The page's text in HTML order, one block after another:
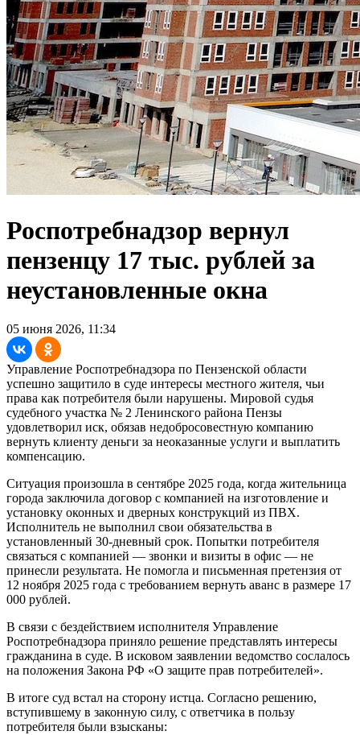
Роспотребнадзор вернул
пензенцу 17 тыс. рублей за
неустановленные окна
05 июня 2026, 11:34
Управление Роспотребнадзора по Пензенской области
успешно защитило в суде интересы местного жителя, чьи
права как потребителя были нарушены. Мировой судья
судебного участка № 2 Ленинского района Пензы
удовлетворил иск, обязав недобросовестную компанию
вернуть клиенту деньги за неоказанные услуги и выплатить
компенсацию.
Ситуация произошла в сентябре 2025 года, когда жительница
города заключила договор с компанией на изготовление и
установку оконных и дверных конструкций из ПВХ.
Исполнитель не выполнил свои обязательства в
установленный 30-дневный срок. Попытки потребителя
связаться с компанией — звонки и визиты в офис — не
принесли результата. Не помогла и письменная претензия от
12 ноября 2025 года с требованием вернуть аванс в размере 17
000 рублей.
В связи с бездействием исполнителя Управление
Роспотребнадзора приняло решение представлять интересы
гражданина в суде. В исковом заявлении ведомство сослалось
на положения Закона РФ «О защите прав потребителей».
В итоге суд встал на сторону истца. Согласно решению,
вступившему в законную силу, с ответчика в пользу
потребителя были взысканы: